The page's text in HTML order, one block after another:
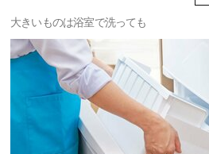
大きいものは浴室で洗っても